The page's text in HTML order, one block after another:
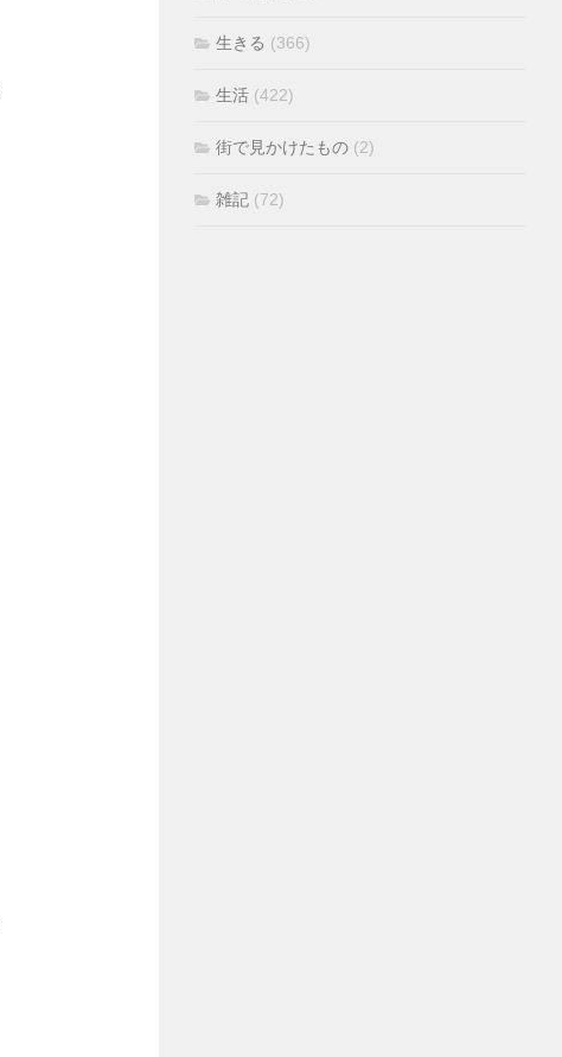
生きる (366)
生活 (422)
街で見かけたもの (2)
雑記 (72)